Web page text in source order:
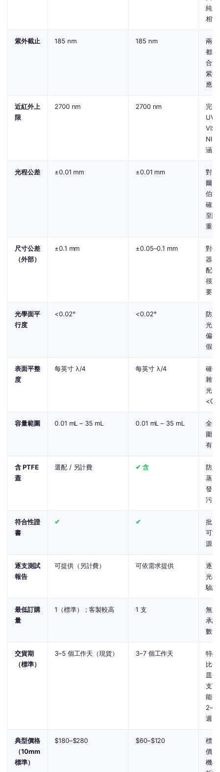
純度
相當
紫外截止 185 nm 185 nm
兩者
都適
合深
紫外
應用
近紅外上
限
2700 nm 2700 nm
完整
UV-
VIS-
NIR
涵蓋
光程公差 ±0.01 mm ±0.01 mm
對比
爾-
伯準
確度
至關
重要
尺寸公差
（外部）
±0.1 mm ±0.05–0.1 mm
對儀
器座
配合
很重
要
光學面平
行度
<0.02° <0.02°
防止
光束
偏折
假象
表面平整
度
每英寸 λ/4 每英寸 λ/4
確保
雜散
光
容量範圍 0.01 mL – 35 mL 0.01 mL – 35 mL
全範
圍皆
有
含 PTFE
蓋
選配 / 另計費 ✔ 含
防止
蒸
發、
污染
符合性證
書
✔ ✔
批次
可溯
源
逐支測試
報告
可提供（另計費） 可依需求提供
逐支
光程
驗證
最低訂購
量
1（標準）；客製較高 1 支
無須
承諾
數量
交貨期
（標準）
3–5 個工作天（現貨） 3–7 個工作天
特殊
比色
皿每
支可
能要
2–4
週
典型價格
（10mm
標準）
$180–$280 $60–$120
標
價；
機構